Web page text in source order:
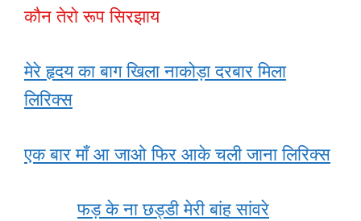
कौन तेरो रूप सिरझाय
मेरे हृदय का बाग खिला नाकोड़ा दरबार मिला
लिरिक्स
एक बार माँ आ जाओ फिर आके चली जाना लिरिक्स
फड़ के ना छड्डी मेरी बांह सांवरे